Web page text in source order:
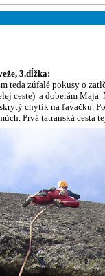
3.dĺžka:
teda zúfalé pokusy o
ceste) a doberám Maja.
chytík na ľavačku.
Prvá tatranská cesta